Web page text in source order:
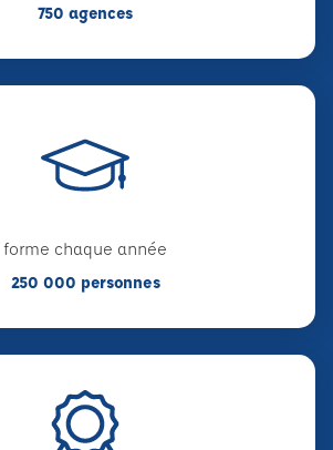
750 agences
forme chaque année
250 000 personnes